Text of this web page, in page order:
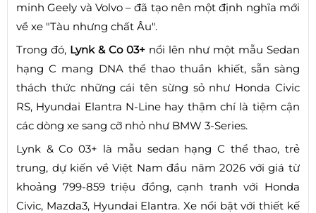
minh Geely và Volvo – đã tạo nên một định nghĩa mới
về xe "Tàu nhưng chất Âu".
Trong đó, Lynk & Co 03+ nổi lên như một mẫu Sedan
hạng C mang DNA thể thao thuần khiết, sẵn sàng
thách thức những cái tên sừng sỏ như Honda Civic
RS, Hyundai Elantra N-Line hay thậm chí là tiệm cận
các dòng xe sang cỡ nhỏ như BMW 3-Series.
Lynk & Co 03+ là mẫu sedan hạng C thể thao, trẻ
trung, dự kiến về Việt Nam đầu năm 2026 với giá từ
khoảng 799-859 triệu đồng, cạnh tranh với Honda
Civic, Mazda3, Hyundai Elantra. Xe nổi bật với thiết kế